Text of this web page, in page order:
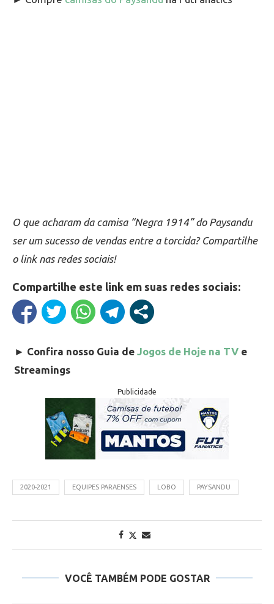
O que acharam da camisa “Negra 1914” do Paysandu
ser um sucesso de vendas entre a torcida? Compartilhe
o link nas redes sociais!
Compartilhe este link em suas redes sociais:
► Confira nosso Guia de Jogos de Hoje na TV e
Streamings
Publicidade
2020-2021 EQUIPES PARAENSES LOBO PAYSANDU
VOCÊ TAMBÉM PODE GOSTAR